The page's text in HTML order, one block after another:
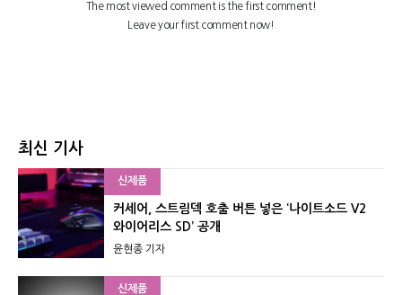
최신 기사
신제품
커세어, 스트림덱 호출 버튼 넣은 ‘나이트소드 V2
와이어리스 SD’ 공개
윤현종 기자
신제품